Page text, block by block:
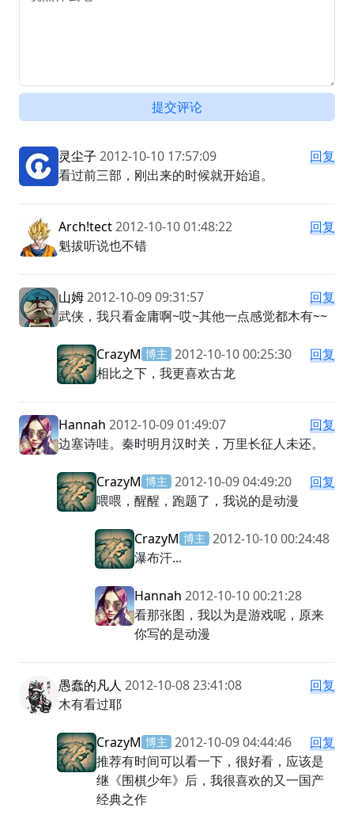
提交评论
灵尘子 2012-10-10 17:57:09
回复
看过前三部，刚出来的时候就开始追。
Arch!tect2012-10-10 01:48:22
回复
魁拔听说也不错
山姆2012-10-09 09:31:57
回复
武侠，我只看金庸啊~哎~其他一点感觉都木有~~
CrazyM 博主 2012-10-10 00:25:30
回复
相比之下，我更喜欢古龙
Hannah 2012-10-09 01:49:07
回复
边塞诗哇。秦时明月汉时关，万里长征人未还。
CrazyM 博主 2012-10-09 04:49:20
回复
喂喂，醒醒，跑题了，我说的是动漫
CrazyM 博主 2012-10-10 00:24:48
瀑布汗...
Hannah 2012-10-10 00:21:28
看那张图，我以为是游戏呢，原来
你写的是动漫
愚蠢的凡人 2012-10-08 23:41:08
回复
木有看过耶
CrazyM 博主 2012-10-09 04:44:46
回复
推荐有时间可以看一下，很好看，应该是
继《围棋少年》后，我很喜欢的又一国产
经典之作